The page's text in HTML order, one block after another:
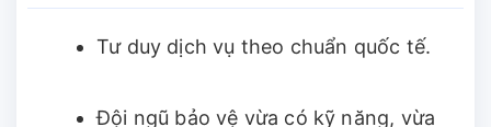
Tư duy dịch vụ theo chuẩn quốc tế.
Đội ngũ bảo vệ vừa có kỹ năng, vừa